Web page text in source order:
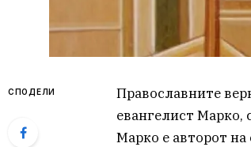
СПОДЕЛИ
Православните
евангелист Марко,
Марко е авторот